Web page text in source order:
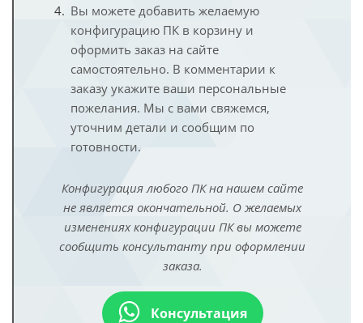
Вы можете добавить желаемую
конфигурацию ПК в корзину и
оформить заказ на сайте
самостоятельно. В комментарии к
заказу укажите ваши персональные
пожелания. Мы с вами свяжемся,
уточним детали и сообщим по
готовности.
Конфигурация любого ПК на нашем сайте
не является окончательной. О желаемых
изменениях конфигурации ПК вы можете
сообщить консультанту при оформлении
заказа.
Консультация